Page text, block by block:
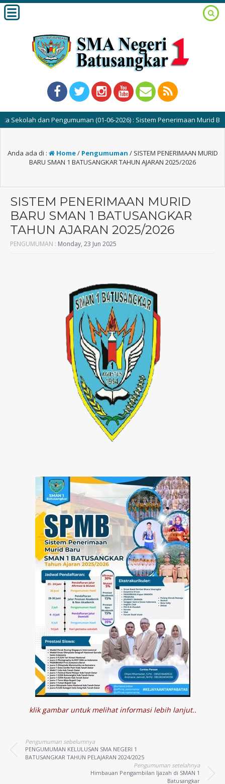
dan Pengumuman (01-06-2026) : Sistem Penerimaan Murid Baru
Anda ada di : Home/ Pengumuman / SISTEM PENERIMAAN MURID
BARU SMAN 1 BATUSANGKAR TAHUN AJARAN 2025/2026
SISTEM PENERIMAAN MURID
BARU SMAN 1 BATUSANGKAR
TAHUN AJARAN 2025/2026
PENGUMUMAN : Monday, 23 Jun 2025
klik gambar untuk melihat informasi lebih lanjut..
Pengumuman sebelumnya
PENGUMUMAN KELULUSAN SMA NEGERI 1
BATUSANGKAR TAHUN PELAJARAN 2024/2025
Pengumuman setelahnya
Himbauan Pengambilan Ijazah di SMAN 1
Batusangkar